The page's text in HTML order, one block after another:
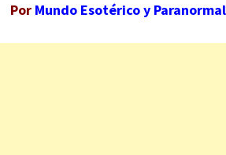
Por Mundo Esotérico y Paranormal